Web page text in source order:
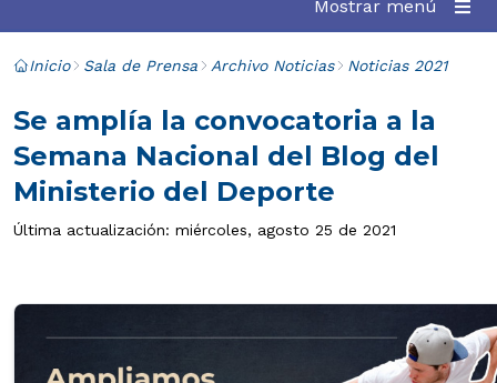
Mostrar menú
Inicio Sala de Prensa Archivo Noticias Noticias 2021
Se amplía la convocatoria a la
Semana Nacional del Blog del
Ministerio del Deporte
Última actualización: miércoles, agosto 25 de 2021